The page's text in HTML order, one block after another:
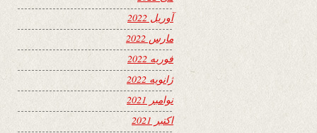
آوریل 2022
مارس 2022
فوریه 2022
ژانویه 2022
نوامبر 2021
اکتبر 2021